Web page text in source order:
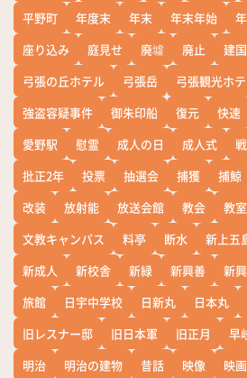
平野町
年度末 年末 年末年始
座り込み
庭見せ 廃墟 廃止 建
弓張の丘ホテル
弓張岳 弓張観光ホ
強盗容疑事件
御朱印船 復元 快速
愛野駅
慰霊 成人の日 成人式
批正2年
投票 抽選会 捕獲 捕鯨
改装
放射能 放送会館 教会 教室
文教キャンパス
料亭 断水 新上五
新成人
新校舎 新緑 新興善 新
旅館
日宇中学校 日新丸 日本丸
旧レスナー邸
旧日本軍 旧正月 早
明治
明治の建物 昔話 映像 映画